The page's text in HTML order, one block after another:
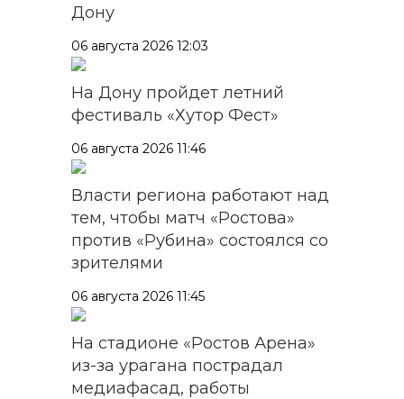
Дону
06 августа 2026 12:03
На Дону пройдет летний
фестиваль «Хутор Фест»
06 августа 2026 11:46
Власти региона работают над
тем, чтобы матч «Ростова»
против «Рубина» состоялся со
зрителями
06 августа 2026 11:45
На стадионе «Ростов Арена»
из-за урагана пострадал
медиафасад, работы